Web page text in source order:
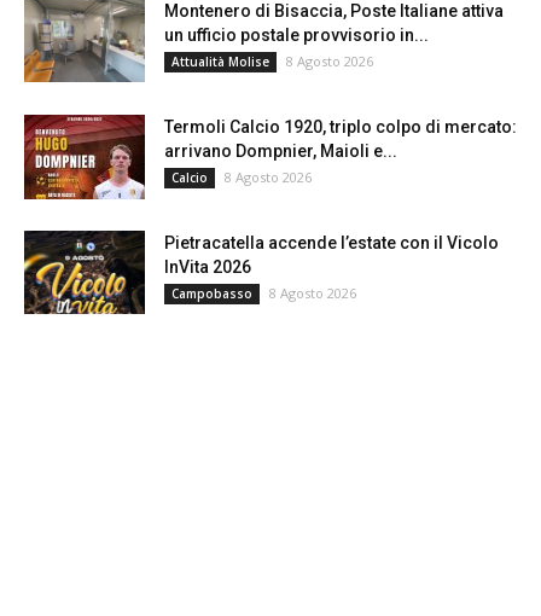
Montenero di Bisaccia, Poste Italiane attiva
un ufficio postale provvisorio in...
Attualità Molise 8 Agosto 2026
Termoli Calcio 1920, triplo colpo di mercato:
arrivano Dompnier, Maioli e...
Calcio 8 Agosto 2026
Pietracatella accende l’estate con il Vicolo
InVita 2026
Campobasso 8 Agosto 2026